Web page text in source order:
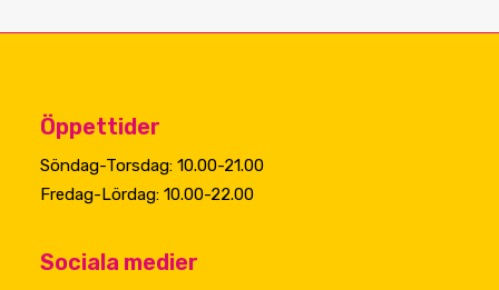
Öppettider
Söndag-Torsdag: 10.00-21.00
Fredag-Lördag: 10.00-22.00
Sociala medier